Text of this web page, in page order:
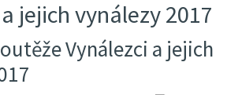
jejich vynálezy 2017
Vynálezci a jejich